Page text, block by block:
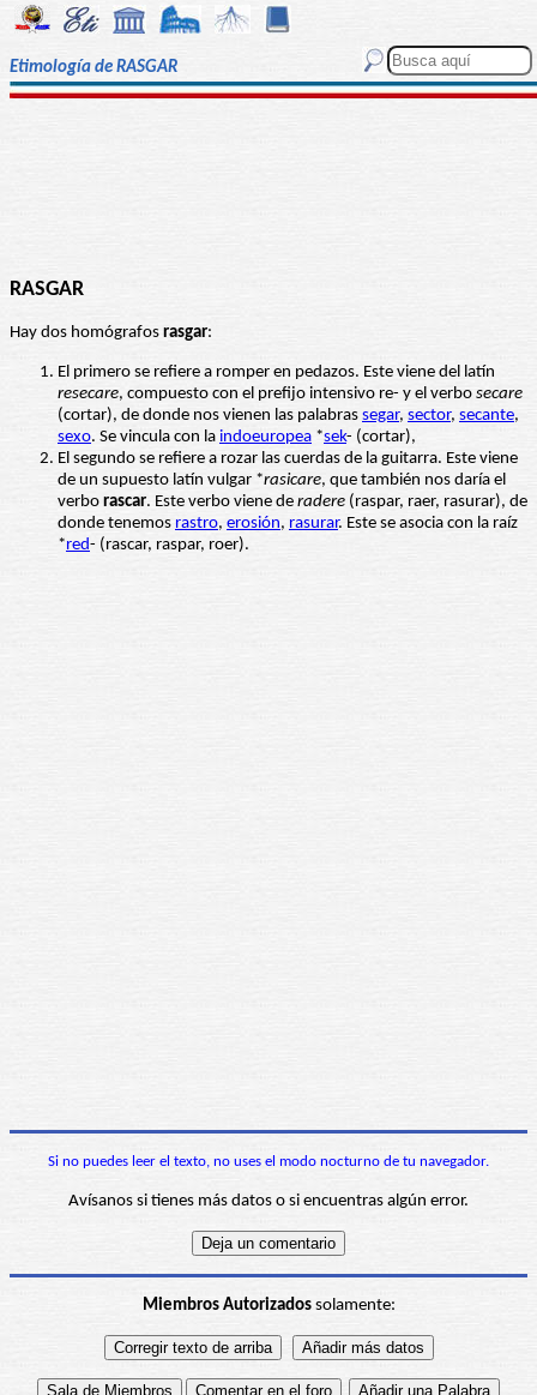
Etimología de RASGAR
RASGAR
Hay dos homógrafos rasgar:
El primero se refiere a romper en pedazos. Este viene del latín
resecare, compuesto con el prefijo intensivo re- y el verbo secare
(cortar), de donde nos vienen las palabras segar, sector, secante,
sexo. Se vincula con la indoeuropea *sek- (cortar),
El segundo se refiere a rozar las cuerdas de la guitarra. Este viene
de un supuesto latín vulgar *rasicare, que también nos daría el
verbo rascar. Este verbo viene de radere (raspar, raer, rasurar), de
donde tenemos rastro, erosión, rasurar. Este se asocia con la raíz
*red- (rascar, raspar, roer).
Si no puedes leer el texto, no uses el modo nocturno de tu navegador.
Avísanos si tienes más datos o si encuentras algún error.
Miembros Autorizadossolamente: